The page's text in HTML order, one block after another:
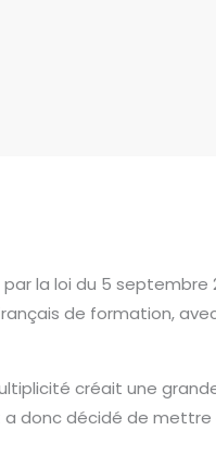
la loi du 5 septembre
de formation,
créait une
donc décidé de mettre